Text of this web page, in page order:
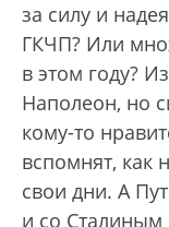
за силу и
ГКЧП? Или
в этом году?
Наполеон, но
кому-то
вспомнят, как
свои дни. А
и со Сталиным